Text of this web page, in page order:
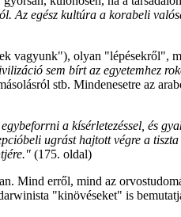
Az egész kultúra a korabeli
vagyunk"), olyan "lépésekről",
sem bírt az egyetemhez
stb. Mindenesetre az
a kísérletezéssel, és
ugrást hajtott végre a
(175. oldal)
Mind erről, mind az
"kinövéseket" is